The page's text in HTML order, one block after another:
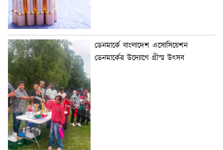
ডেনমার্কে বাংলাদেশ এসোসিয়েশন
ডেনমার্কের উদ্যোগে গ্রীস্ম উৎসব